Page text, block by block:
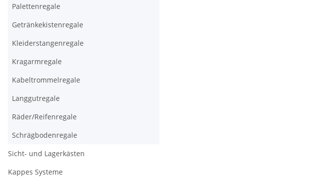
Palettenregale
Getränkekistenregale
Kleiderstangenregale
Kragarmregale
Kabeltrommelregale
Langgutregale
Räder/Reifenregale
Schrägbodenregale
Sicht- und Lagerkästen
Kappes Systeme